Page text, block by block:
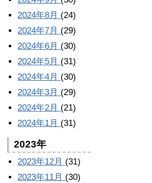
2024年8月 (24)
2024年7月 (29)
2024年6月 (30)
2024年5月 (31)
2024年4月 (30)
2024年3月 (29)
2024年2月 (21)
2024年1月 (31)
2023年
2023年12月 (31)
2023年11月 (30)